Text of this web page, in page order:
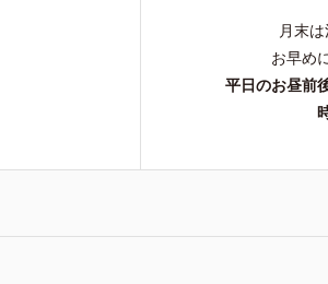
月末
お早め
平日のお昼前